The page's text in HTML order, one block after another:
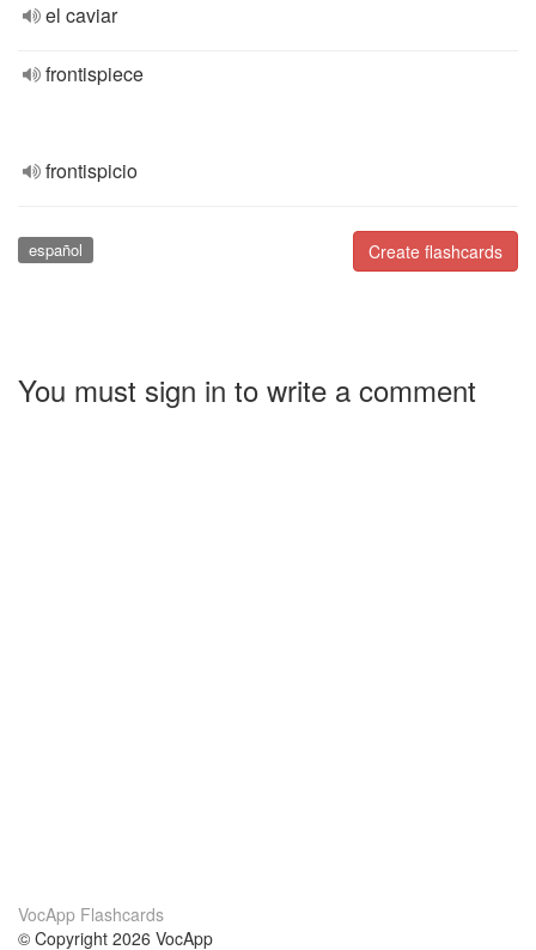
el caviar
frontispiece
frontispicio
Create flashcards
español
You must sign in to write a comment
VocApp Flashcards
© Copyright 2026 VocApp